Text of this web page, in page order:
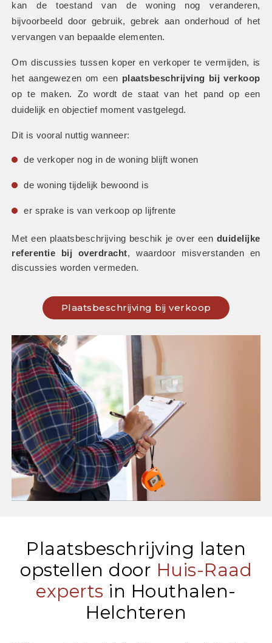
kan de toestand van de woning nog veranderen,
bijvoorbeeld door gebruik, gebrek aan onderhoud of het
vervangen van bepaalde elementen.
Om discussies tussen koper en verkoper te vermijden, is
het aangewezen om een plaatsbeschrijving bij verkoop
op te maken. Zo wordt de staat van het pand op een
duidelijk en objectief moment vastgelegd.
Dit is vooral nuttig wanneer:
de verkoper nog in de woning blijft wonen
de woning tijdelijk bewoond is
er sprake is van verkoop op lijfrente
Met een plaatsbeschrijving beschik je over een duidelijke
referentie bij overdracht, waardoor misverstanden en
discussies worden vermeden.
Plaatsbeschrijving bij verkoop
Plaatsbeschrijving laten
opstellen door Huis-Raad
experts in Houthalen-
Helchteren